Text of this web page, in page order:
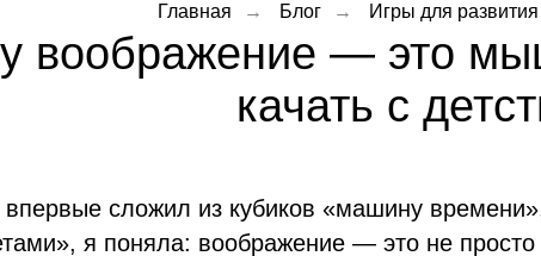
Главная → Блог → Игры для
воображение — это
качать с
сложил из кубиков «машину
я поняла: воображение — это не просто